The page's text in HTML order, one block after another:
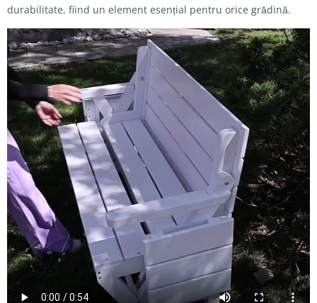
durabilitate, fiind un element esențial pentru orice grădină.
Video
file